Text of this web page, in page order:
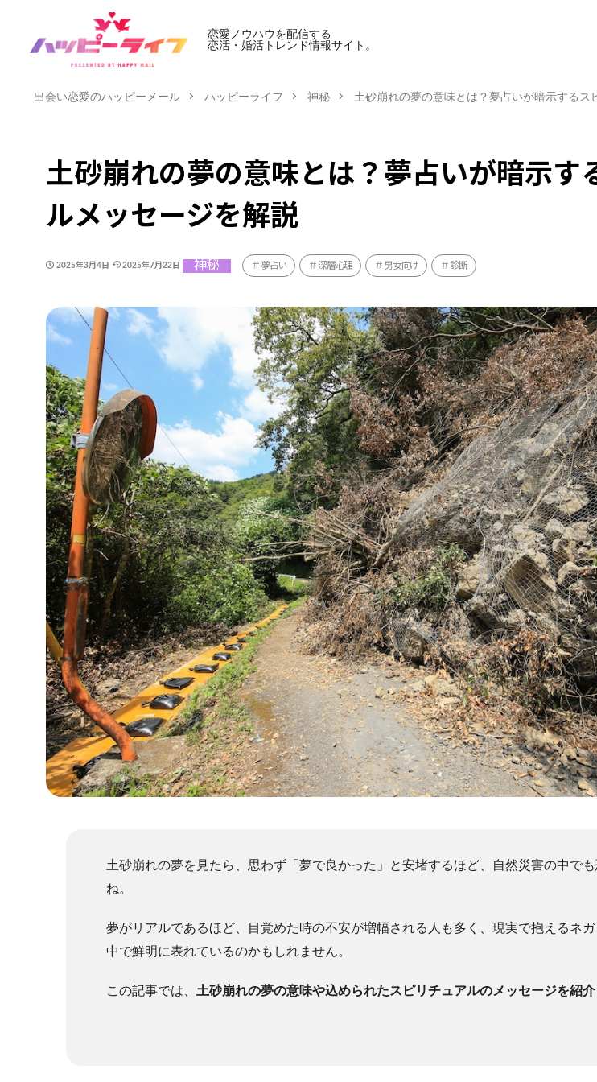
恋愛ノウハウを配信する
恋活・婚活トレンド情報サイト。
出会い恋愛のハッピーメール ハッピーライフ 神秘 土砂崩れの夢の意味とは？夢占いが暗示するス
土砂崩れの夢の意味とは？夢占いが暗示す
ルメッセージを解説
2025年3月4日 2025年7月22日 神秘 夢占い 深層心理 男女向け 診断
土砂崩れの夢を見たら、思わず「夢で良かった」と安堵するほど、自然災害の中で
ね。
夢がリアルであるほど、目覚めた時の不安が増幅される人も多く、現実で抱えるネ
中で鮮明に表れているのかもしれません。
この記事では、 土砂崩れの夢の意味や込められたスピリチュアルのメッセージを紹